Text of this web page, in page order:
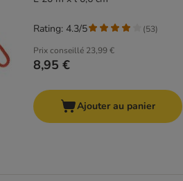
Prix conseillé 23,99 €
8,95 €
Rating: 4.3/5 (53)
Ajouter au panier